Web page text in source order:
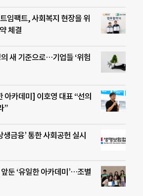
임팩트, 사회복지 현장을 위
체결
새 기준으로…기업들 ‘위험
아카데미] 이호영 대표 “선의
”
금융’ 통한 사회공헌 실시
둔 ‘유일한 아카데미’…조별